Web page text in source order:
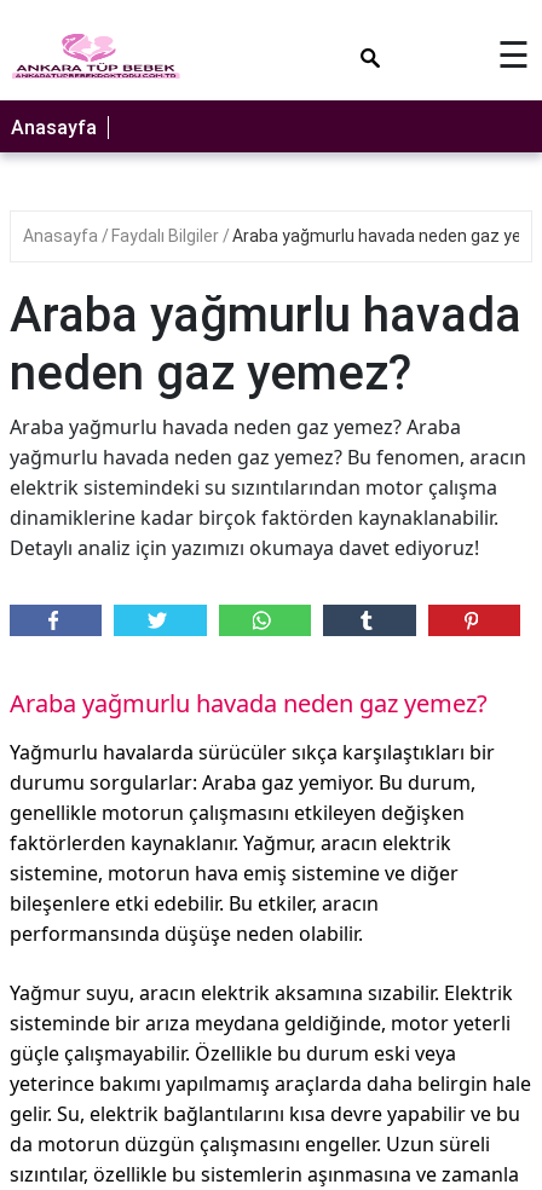
☰
Anasayfa
Anasayfa Faydalı Bilgiler Araba yağmurlu havada neden gaz
Araba yağmurlu havada
neden gaz yemez?
Araba yağmurlu havada neden gaz yemez? Araba
yağmurlu havada neden gaz yemez? Bu fenomen, aracın
elektrik sistemindeki su sızıntılarından motor çalışma
dinamiklerine kadar birçok faktörden kaynaklanabilir.
Detaylı analiz için yazımızı okumaya davet ediyoruz!
Araba yağmurlu havada neden gaz yemez?
Yağmurlu havalarda sürücüler sıkça karşılaştıkları bir
durumu sorgularlar: Araba gaz yemiyor. Bu durum,
genellikle motorun çalışmasını etkileyen değişken
faktörlerden kaynaklanır. Yağmur, aracın elektrik
sistemine, motorun hava emiş sistemine ve diğer
bileşenlere etki edebilir. Bu etkiler, aracın
performansında düşüşe neden olabilir.
Yağmur suyu, aracın elektrik aksamına sızabilir. Elektrik
sisteminde bir arıza meydana geldiğinde, motor yeterli
güçle çalışmayabilir. Özellikle bu durum eski veya
yeterince bakımı yapılmamış araçlarda daha belirgin hale
gelir. Su, elektrik bağlantılarını kısa devre yapabilir ve bu
da motorun düzgün çalışmasını engeller. Uzun süreli
sızıntılar, özellikle bu sistemlerin aşınmasına ve zamanla